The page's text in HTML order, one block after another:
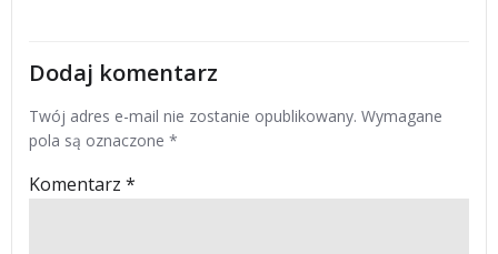
Dodaj komentarz
Twój adres e-mail nie zostanie opublikowany. Wymagane
pola są oznaczone *
Komentarz *